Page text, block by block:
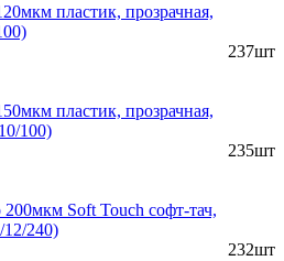
пластик, прозрачная,
237шт
пластик, прозрачная,
100)
235шт
Soft Touch софт-тач,
12/240)
232шт